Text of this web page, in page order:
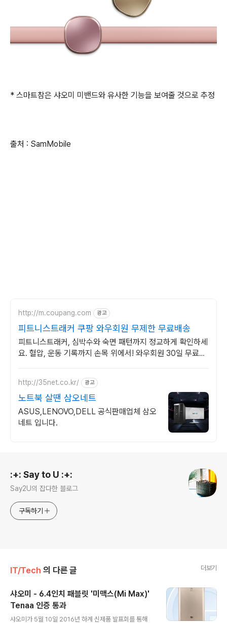
* 스마트참은 샤오미 미밴드와 유사한 기능을 보여줄 것으로 추정
출처 : SamMobile
http://m.coupang.com 광고
피트니스트래커 쿠팡 와우회원 무제한 무료배송
피트니스트래커, 심박수와 숙면 패턴까지 정교하게 확인하세
요. 혈압, 운동 기록까지 손목 위에서! 와우회원 30일 무료반
http://35net.co.kr/ 광고
노트북 살땐 삼오네트
ASUS,LENOVO,DELL 공식판매업체 삼오
네트 입니다.
:+: Say to U :+:
Say2U의 잡다한 블로그
구독하기
IT/Tech 의 다른 글 더보기
샤오미 - 6.4인치 패블릿 '미맥스(Mi Max)'
Tenaa 인증 통과
샤오미가 5월 10일 2016년 하계 신제품 발표회를 통해